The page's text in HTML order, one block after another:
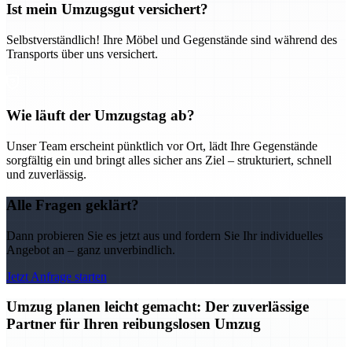
Ist mein Umzugsgut versichert?
Selbstverständlich! Ihre Möbel und Gegenstände sind während des
Transports über uns versichert.
Wie läuft der Umzugstag ab?
Unser Team erscheint pünktlich vor Ort, lädt Ihre Gegenstände
sorgfältig ein und bringt alles sicher ans Ziel – strukturiert, schnell
und zuverlässig.
Alle Fragen geklärt?
Dann probieren Sie es jetzt aus und fordern Sie Ihr individuelles
Angebot an – ganz unverbindlich.
Jetzt Anfrage starten
Umzug planen leicht gemacht: Der zuverlässige
Partner für Ihren reibungslosen Umzug